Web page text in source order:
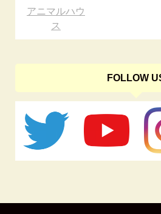
アニマルハウ
ス
FOLLOW